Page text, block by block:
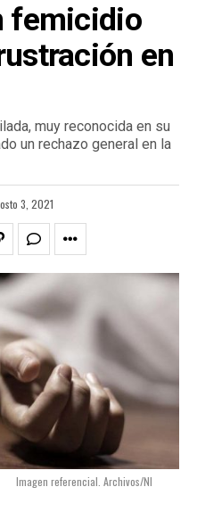
femicidio
en
muy reconocida en su
un rechazo general en la
3, 2021
Imagen referencial. Archivos/NI